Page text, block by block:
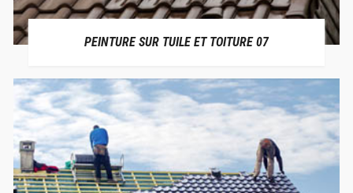
PEINTURE SUR TUILE ET TOITURE 07